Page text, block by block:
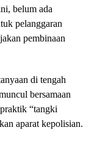
belum ada
pelanggaran
pembinaan
di tengah
bersamaan
“tangki
aparat kepolisian.